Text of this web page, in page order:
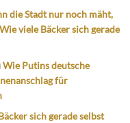
die Stadt nur noch mäht,
Wie viele Bäcker sich gerade
Wie Putins deutsche
für
sich gerade selbst